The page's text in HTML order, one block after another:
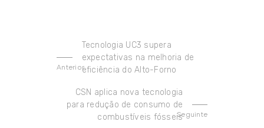
Anterior
Tecnologia UC3 supera
expectativas na melhoria de
eficiência do Alto-Forno
Seguinte
CSN aplica nova tecnologia
para redução de consumo de
combustíveis fósseis